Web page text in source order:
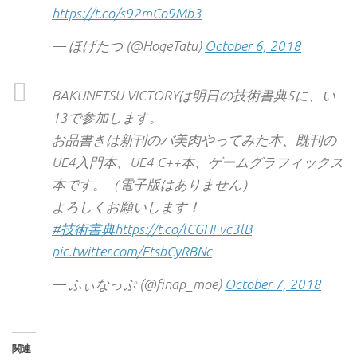
https://t.co/s92mCo9Mb3
— ほげたつ (@HogeTatu) October 6, 2018
BAKUNETSU VICTORYは明日の技術書典5に、い
13で参加します。
お品書きは新刊のバ美肉やってみた本、既刊の
UE4入門本、UE4 C++本、ゲームグラフィックス
本です。（電子版はありません）
よろしくお願いします！
#技術書典https://t.co/lCGHFvc3lB
pic.twitter.com/FtsbCyRBNc
— ふぃなっぷ (@finap_moe) October 7, 2018
関連